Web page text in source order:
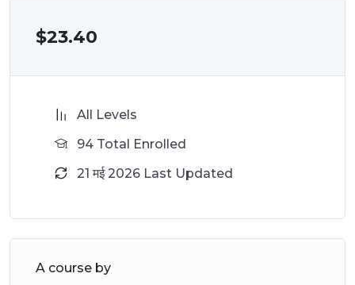
$23.40
All Levels
94 Total Enrolled
21 मई 2026 Last Updated
A course by